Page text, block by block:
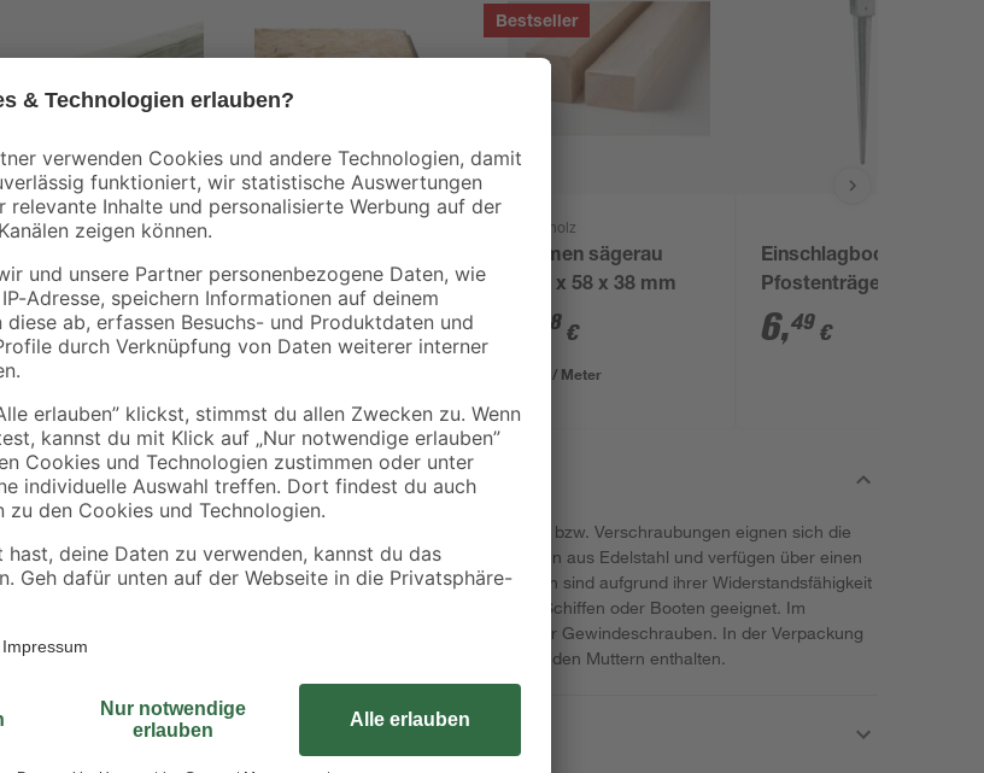
9 x 9 x 180 cm
15,49€
8,61 € / Meter
'Cityboard'
ungeschliffen 1690 x
634 x 15 mm
7,59 €/ m²
Bestseller
binderholz
Rahmen sägerau
2000 x 58 x 38 mm
98 €
1,99 € / Meter
Einschlagbodenhülse
Pfostenträger 9 x 9 x
90 cm
6,49 €
Für eine Vielzahl von Anwendungsmöglichkeiten bzw. Verschraubungen eignen sich die
Gewindeschrauben von Seilflechter. Sie bestehen aus Edelstahl und verfügen über einen
klassischen Zylinderkopf. Die Gewindeschrauben sind aufgrund ihrer Widerstandsfähigkeit
und langen Lebensdauer auch für Arbeiten auf Schiffen oder Booten geeignet. Im
Sortiment finden Sie verschiedene Größen dieser Gewindeschrauben. In der Verpackung
sind ggf. neben den Schrauben auch die passenden Muttern enthalten.